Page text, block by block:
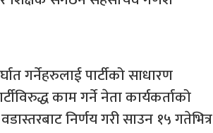
गर्नेहरुलाई पार्टीको साधारण
काम गर्ने नेता कार्यकर्ताको
निर्णय गरी साउन १५ गतेभित्र